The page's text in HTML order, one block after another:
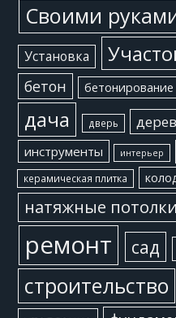
Своими
Установка
бетон бетонирование
дача дверь
инструменты
интерьер
керамическая плитка
натяжные потолки
ремонт сад
строительство